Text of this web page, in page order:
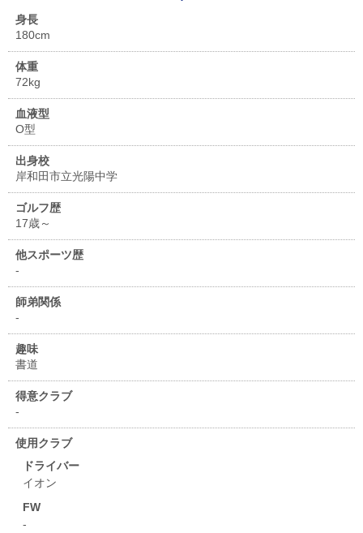
身長
180cm
体重
72kg
血液型
O型
出身校
岸和田市立光陽中学
ゴルフ歴
17歳～
他スポーツ歴
-
師弟関係
-
趣味
書道
得意クラブ
-
使用クラブ
ドライバー
イオン
FW
-